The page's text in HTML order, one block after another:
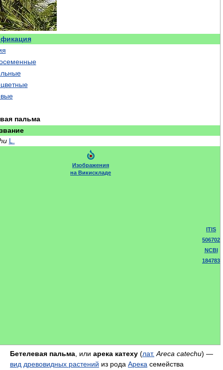
пальма
L.
Изображения
на Викискладе
ITIS
506702
NCBI
184783
Бетелевая пальма , или арека катеху (лат. Areca catechu) —
вид древовидных растений из рода Арека семейства